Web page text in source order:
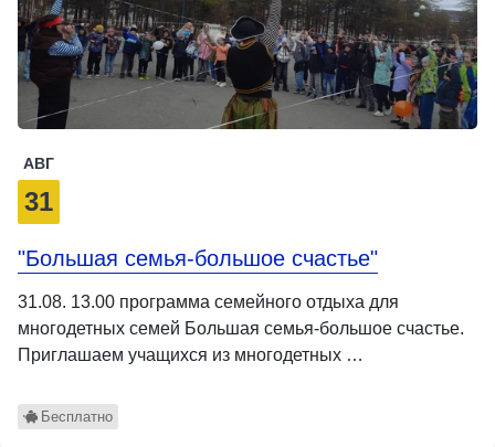
АВГ
31
"Большая семья-большое счастье"
31.08. 13.00 программа семейного отдыха для
многодетных семей Большая семья-большое счастье.
Приглашаем учащихся из многодетных …
Бесплатно